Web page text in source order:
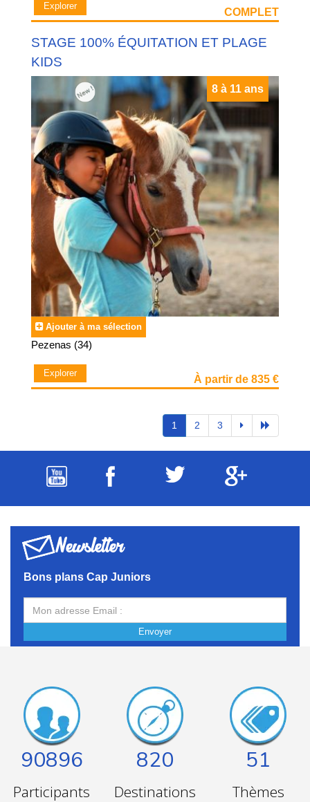
Explorer
COMPLET
STAGE 100% ÉQUITATION ET PLAGE
KIDS
8 à 11 ans
Ajouter à ma sélection
Pezenas (34)
Explorer
À partir de 835 €
1 2 3
Newsletter
Bons plans Cap Juniors
Envoyer
90896
Participants
820
Destinations
51
Thèmes